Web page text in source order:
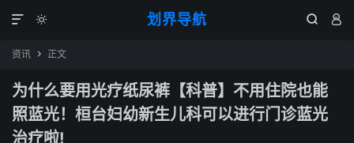
划界导航
  

资讯  正文
为什么要用光疗纸尿裤【科普】不用住院也能
照蓝光！桓台妇幼新生儿科可以进行门诊蓝光
治疗啦!